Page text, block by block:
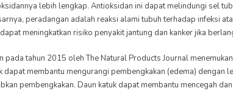
lebih lengkap. Antioksidan ini dapat melindungi sel
peradangan adalah reaksi alami tubuh terhadap infeksi
meningkatkan risiko penyakit jantung dan kanker jika
pada tahun 2015 oleh The Natural Products Journal
dapat membantu mengurangi pembengkakan (edema) dengan
pembengkakan. Daun katuk dapat membantu mencegah